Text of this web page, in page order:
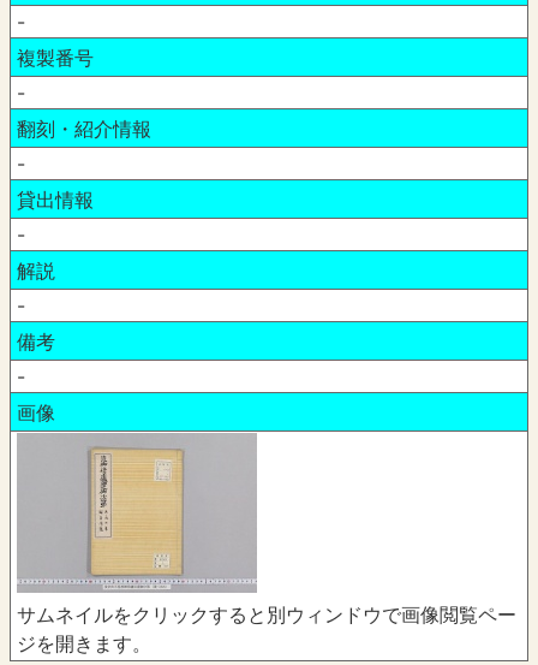
-
複製番号
-
翻刻・紹介情報
-
貸出情報
-
解説
-
備考
-
画像
サムネイルをクリックすると別ウィンドウで画像閲覧ペー
ジを開きます。